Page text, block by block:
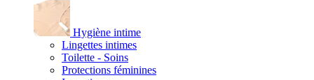
Hygiène intime
Lingettes intimes
Toilette - Soins
Protections féminines